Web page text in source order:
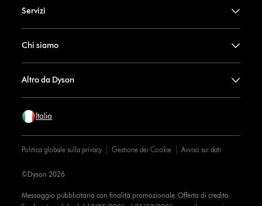
Servizi
Chi siamo
Altro da Dyson
Italia
Politica globale sulla privacy Gestione dei Cookie Avviso sui dati
Messaggio pubblicitario con finalità promozionale. Offerta di credito
©Dyson 2026